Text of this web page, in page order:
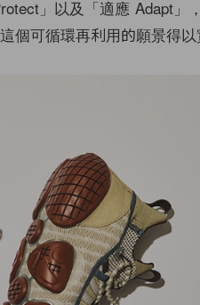
」以及「適應 Adapt」
個可循環再利用的願景得以